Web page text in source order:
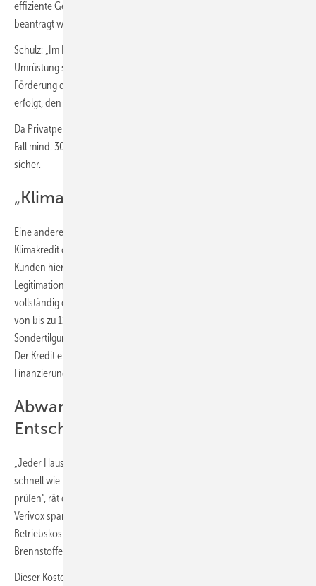
effiziente Gebäude – Einzelmaßnahmen“ (BEG EM) erteilt wurden,
beantragt werden“, so steht es auf der Homepage der KfW.
Schulz: „Im Klartext bedeutet das, dass man einen Förderantrag für die
Umrüstung seiner Heizungsanlage stellt und nach der Zusage der
Förderung durch die KfW, die in der Regel innerhalb weniger Minuten
erfolgt, den KfW-Kredit über seine Hausbank beantragen kann.“
Da Privatpersonen beim Wechsel zur Wärmepumpe aktuell auf jeden
Fall mind. 30 % Förderung bekommen, sei eine Förderzusage derzeit
sicher.
„Klimakredit“ digital abschließen
Eine andere Möglichkeit seien Privatkredite, so Schulz. „Bspw. der
Klimakredit der Commerzbank. Innerhalb von 10 Minuten erhalten
Kunden hier ein unverbindliches Kreditangebot. Und dank der
Legitimation per Video-Ident funktioniert der Vertragsabschluss
vollständig digital“, erklärt er, „Der Klimakredit kann mit einer Laufzeit
von bis zu 119 Monaten abgeschlossen werden, wobei eine
Sondertilgung unter bestimmten Bedingungen jederzeit möglich ist.
Der Kredit eignet sich so besonders gut für eine überbrückende
Finanzierung, bis der Förderbetrag durch die KfW ausgezahlt wird.“
Abwarten ist die „schlechteste
Entscheidung“
„Jeder Hausbesitzer, der noch mit Gas oder sogar Öl heizt, sollte so
schnell wie möglich den Umstieg auf eine zukunftssichere Alternative
prüfen“, rät der Heizungsexperte. „Laut dem Online-Vergleichsportal
Verivox sparen Wärmepumpennutzer schon jetzt bares Geld bei den
Betriebskosten im Vergleich zu Haushalten, die noch fossile
Brennstoffe benötigen.“
Dieser Kostenvorteil werde Jahr für Jahr größer, so dass Abwarten die